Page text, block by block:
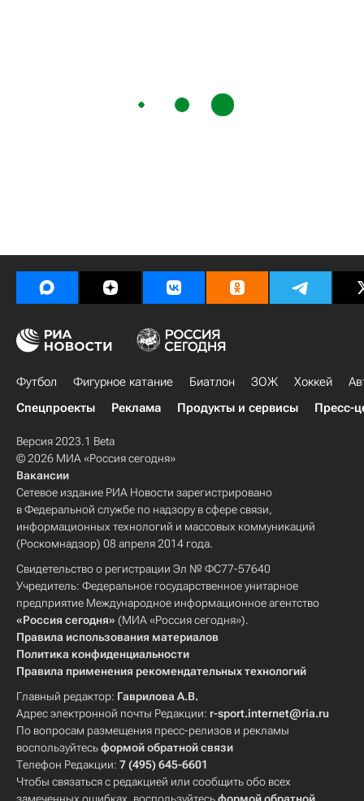
Футбол Фигурное катание Биатлон ЗОЖ Хоккей
Спецпроекты
Реклама Продукты и сервисы Пресс-
Версия 2023.1 Beta
© 2026 МИА «Россия сегодня»
Вакансии
Сетевое издание РИА Новости зарегистрировано
в Федеральной службе по надзору в сфере связи,
информационных технологий и массовых коммуникаций
(Роскомнадзор) 08 апреля 2014 года.
Свидетельство о регистрации Эл № ФС77-57640
Учредитель: Федеральное государственное унитарное
предприятие Международное информационное агентство
«Россия сегодня» (МИА «Россия сегодня»).
Правила использования материалов
Политика конфиденциальности
Правила применения рекомендательных технологий
Главный редактор: Гаврилова А.В.
Адрес электронной почты Редакции: r-sport.internet@ria.ru
По вопросам размещения пресс-релизов и рекламы
воспользуйтесьформой обратной связи
Телефон Редакции: 7 (495) 645-6601
Чтобы связаться с редакцией или сообщить обо всех